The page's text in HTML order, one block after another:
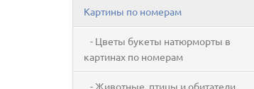
Картины по номерам
- Цветы букеты натюрморты в
картинах по номерам
- Животные, птицы и обитатели